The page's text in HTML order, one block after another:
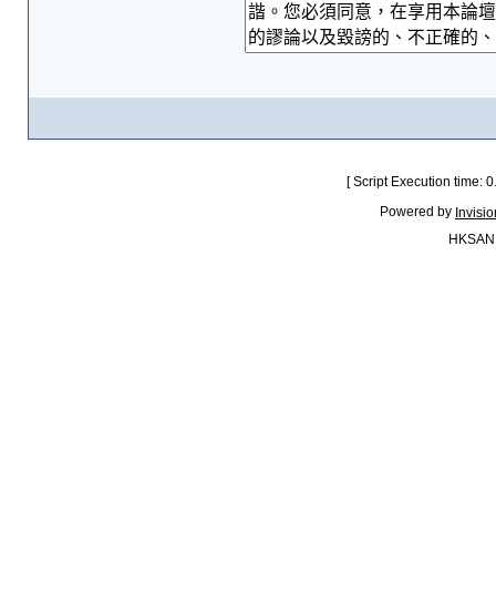
[ Script Execution time:
Powered by